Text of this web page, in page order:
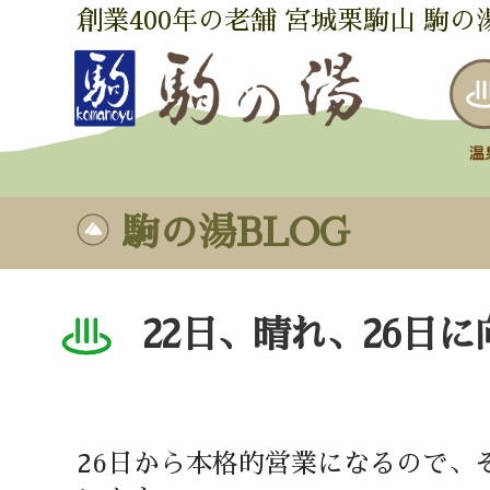
創業400年の老舗 宮城栗駒山 駒の
駒の湯BLOG
22日、晴れ、26日
26日から本格的営業になるので、